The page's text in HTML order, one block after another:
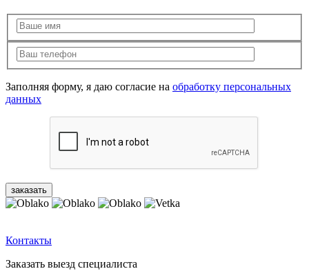
Заполняя форму, я даю согласие на обработку персональных
данных
Контакты
Заказать выезд специалиста